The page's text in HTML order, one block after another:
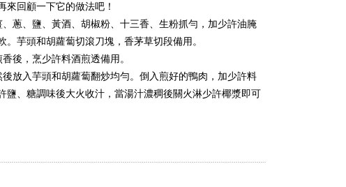
來回顧一下它的做法吧！
蔥、鹽、黃酒、胡椒粉、十三香、生粉抓勻，加少許油腌
芋頭和胡蘿蔔切滾刀塊，香茅草切段備用。
後，烹少許料酒煎透備用。
放入芋頭和胡蘿蔔翻炒均勻。倒入煎好的鴨肉，加少許料
鹽、糖調味後大火收汁，當湯汁濃稠後關火淋少許椰漿即可